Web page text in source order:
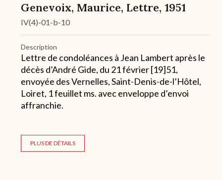
Genevoix, Maurice, Lettre, 1951
IV(4)-01-b-10
Description
Lettre de condoléances à Jean Lambert après le
décès d’André Gide, du 21 février [19]51,
envoyée des Vernelles, Saint-Denis-de-l’Hôtel,
Loiret, 1 feuillet ms. avec enveloppe d’envoi
affranchie.
PLUS DE DÉTAILS